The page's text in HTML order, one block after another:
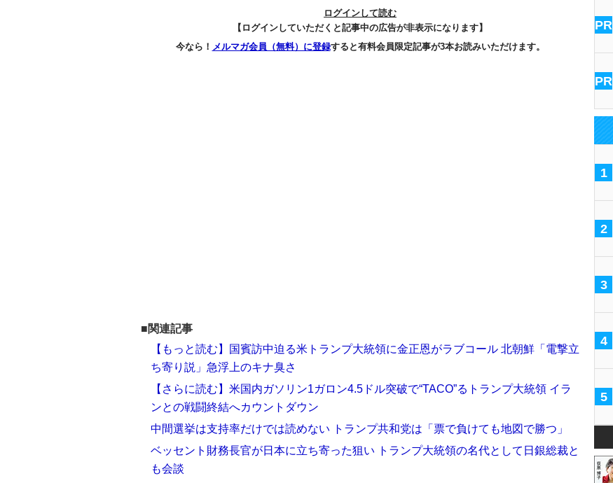
ログインして読む
【ログインしていただくと記事中の広告が非表示になります】
今なら！ メルマガ会員（無料）に登録すると有料会員限定記事が3本お読みいただけます。
■関連記事
【もっと読む】国賓訪中迫る米トランプ大統領に金正恩がラブコール 北朝鮮「電撃立
ち寄り説」急浮上のキナ臭さ
【さらに読む】米国内ガソリン1ガロン4.5ドル突破で“TACO”るトランプ大統領 イラ
ンとの戦闘終結へカウントダウン
中間選挙は支持率だけでは読めない トランプ共和党は「票で負けても地図で勝つ」
ベッセント財務長官が日本に立ち寄った狙い トランプ大統領の名代として日銀総裁と
も会談
PR
PR
1
2
3
4
5